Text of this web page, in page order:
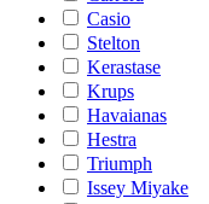
Casio
Stelton
Kerastase
Krups
Havaianas
Hestra
Triumph
Issey Miyake